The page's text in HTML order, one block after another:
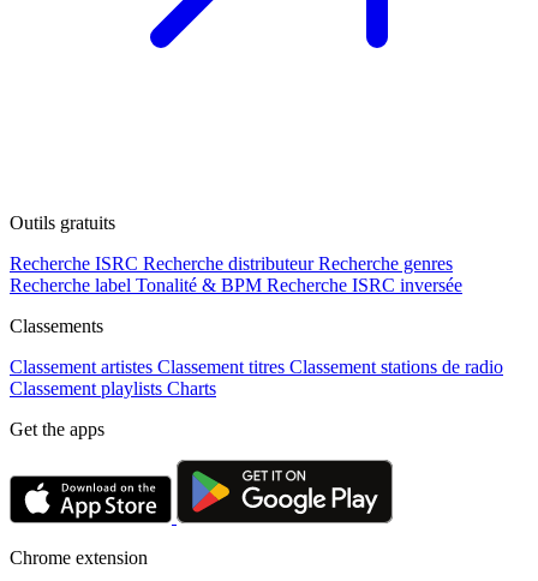
Outils gratuits
Recherche ISRC Recherche distributeur Recherche genres
Recherche label Tonalité & BPM Recherche ISRC inversée
Classements
Classement artistes Classement titres Classement stations de radio
Classement playlists Charts
Get the apps
Chrome extension